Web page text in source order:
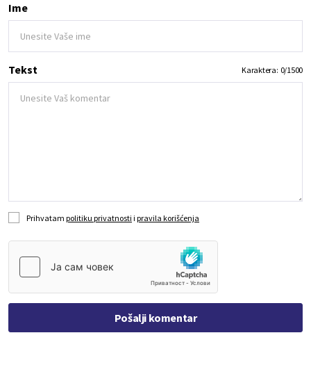
Ime
Tekst Karaktera: 0/1500
Prihvatam politiku privatnosti i pravila korišćenja
Pošalji komentar